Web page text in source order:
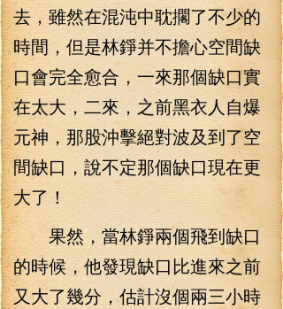
去，雖然在混沌中耽擱了不少的
時間，但是林錚并不擔心空間缺
口會完全愈合，一來那個缺口實
在太大，二來，之前黑衣人自爆
元神，那股沖擊絕對波及到了空
間缺口，說不定那個缺口現在更
大了！
果然，當林錚兩個飛到缺口
的時候，他發現缺口比進來之前
又大了幾分，估計沒個兩三小時